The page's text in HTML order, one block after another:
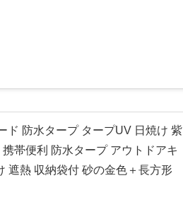
ド 防水タープ タープUV 日焼け 紫
帯便利 防水タープ アウトドアキ
遮熱 収納袋付 砂の金色＋長方形